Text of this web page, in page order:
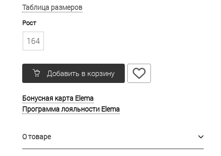
Таблица размеров
Рост
164
Добавить в корзину
Бонусная карта Elema
Программа лояльности Elema
О товаре